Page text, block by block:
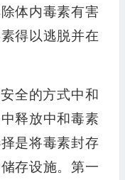
体内毒素有害
得以逃脱并在
全的方式中和
释放中和毒素
是将毒素封存
存设施。第一